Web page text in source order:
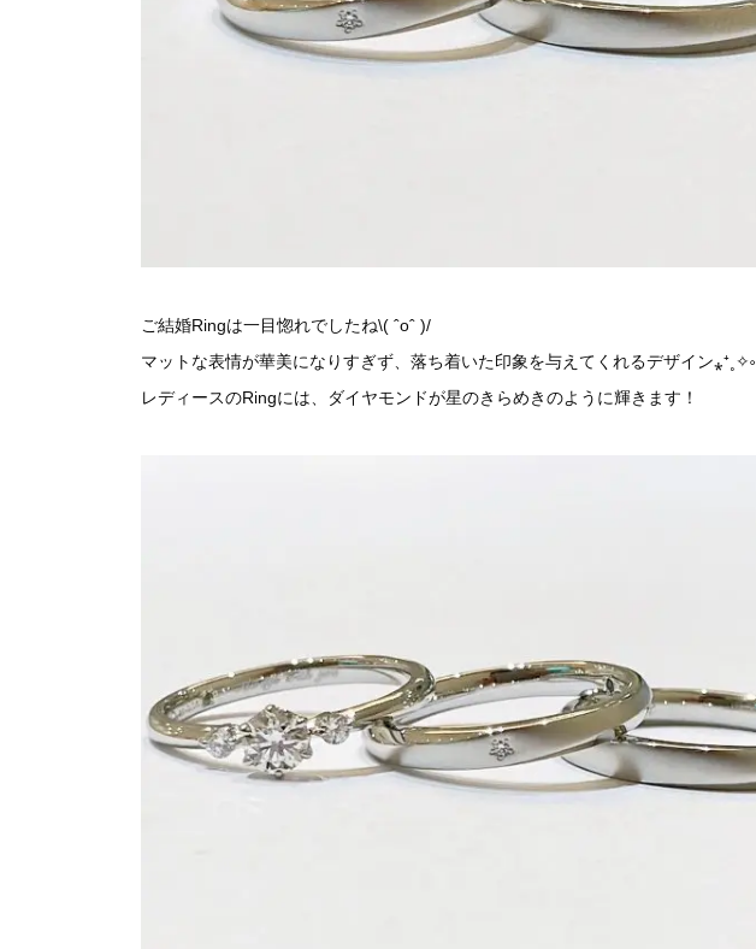
ご結婚Ringは一目惚れでしたね\( ˆoˆ )/
マットな表情が華美になりすぎず、落ち着いた印象を与えてくれるデザイン⁎⁺˳✧༚
レディースのRingには、ダイヤモンドが星のきらめきのように輝きます！